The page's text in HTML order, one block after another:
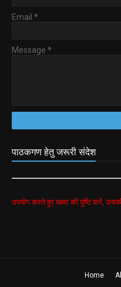
Email *
Message *
पाठकगण हेतु जरूरी संदेश
की पुष्टि करें, उसकी पुरी
Home